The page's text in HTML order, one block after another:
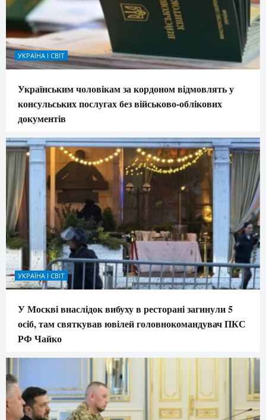
УКРАЇНА І СВІТ
Українським чоловікам за кордоном відмовлять у
консульських послугах без військово-облікових
документів
УКРАЇНА І СВІТ
У Москві внаслідок вибуху в ресторані загинули 5
осіб, там святкував ювілей головнокомандувач ПКС
РФ Чайко